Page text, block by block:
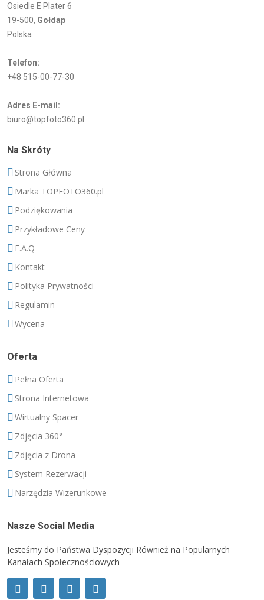
Osiedle E Plater 6
19-500, Gołdap
Polska
Telefon:
+48 515-00-77-30
Adres E-mail:
biuro@topfoto360.pl
Na Skróty
Strona Główna
Marka TOPFOTO360.pl
Podziękowania
Przykładowe Ceny
F.A.Q
Kontakt
Polityka Prywatności
Regulamin
Wycena
Oferta
Pełna Oferta
Strona Internetowa
Wirtualny Spacer
Zdjęcia 360°
Zdjęcia z Drona
System Rezerwacji
Narzędzia Wizerunkowe
Nasze Social Media
Jesteśmy do Państwa Dyspozycji Również na Popularnych
Kanałach Społecznościowych